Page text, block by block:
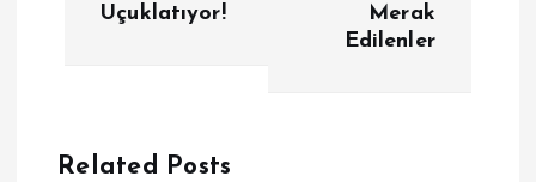
e
Uçuklatıyor!
Merak
Edilenler
Related Posts